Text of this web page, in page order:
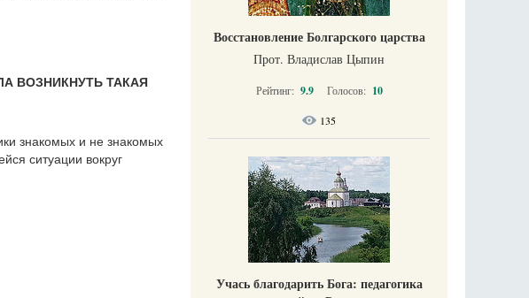
ВОЗНИКНУТЬ ТАКАЯ
знакомых и не знакомых
ситуации вокруг
Восстановление Болгарского царства
Прот. Владислав Цыпин
Рейтинг: 9.9 Голосов: 10
135
Учась благодарить Бога: педагогика